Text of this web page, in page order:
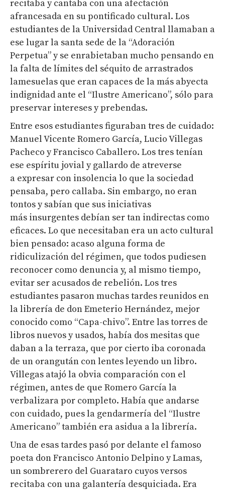
recitaba y cantaba con una afectación
afrancesada en su pontificado cultural. Los
estudiantes de la Universidad Central llamaban a
ese lugar la santa sede de la “Adoración
Perpetua” y se enrabietaban mucho pensando en
la falta de límites del séquito de arrastrados
lamesuelas que eran capaces de la más abyecta
indignidad ante el “Ilustre Americano”, sólo para
preservar intereses y prebendas.
Entre esos estudiantes figuraban tres de cuidado:
Manuel Vicente Romero García, Lucio Villegas
Pacheco y Francisco Caballero. Los tres tenían
ese espíritu jovial y gallardo de atreverse
a expresar con insolencia lo que la sociedad
pensaba, pero callaba. Sin embargo, no eran
tontos y sabían que sus iniciativas
más insurgentes debían ser tan indirectas como
eficaces. Lo que necesitaban era un acto cultural
bien pensado: acaso alguna forma de
ridiculización del régimen, que todos pudiesen
reconocer como denuncia y, al mismo tiempo,
evitar ser acusados de rebelión. Los tres
estudiantes pasaron muchas tardes reunidos en
la librería de don Emeterio Hernández, mejor
conocido como “Capa-chivo”. Entre las torres de
libros nuevos y usados, había dos mesitas que
daban a la terraza, que por cierto iba coronada
de un orangután con lentes leyendo un libro.
Villegas atajó la obvia comparación con el
régimen, antes de que Romero García la
verbalizara por completo. Había que andarse
con cuidado, pues la gendarmería del “Ilustre
Americano” también era asidua a la librería.
Una de esas tardes pasó por delante el famoso
poeta don Francisco Antonio Delpino y Lamas,
un sombrerero del Guarataro cuyos versos
recitaba con una galantería desquiciada. Era